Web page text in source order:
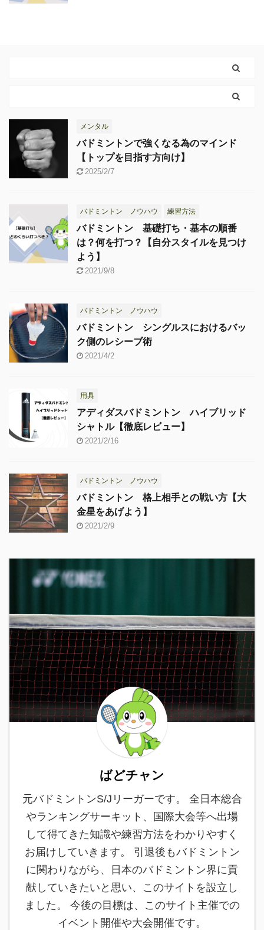
メンタル
バドミントンで強くなる為のマインド
【トップを目指す方向け】
2025/2/7
バドミントン ノウハウ 練習方法
バドミントン 基礎打ち・基本の順番
は？何を打つ？【自分スタイルを見つけ
よう】
2021/9/8
バドミントン ノウハウ
バドミントン シングルスにおけるバッ
ク側のレシーブ術
2021/4/2
用具
アディダスバドミントン ハイブリッド
シャトル【徹底レビュー】
2021/2/16
バドミントン ノウハウ
バドミントン 格上相手との戦い方【大
金星をあげよう】
2021/2/9
ばどチャン
元バドミントンS/Jリーガーです。 全日本総合
やランキングサーキット、国際大会等へ出場
して得てきた知識や練習方法をわかりやすく
お届けしていきます。 引退後もバドミントン
に関わりながら、日本のバドミントン界に貢
献していきたいと思い、このサイトを設立し
ました。 今後の目標は、このサイト主催での
イベント開催や大会開催です。